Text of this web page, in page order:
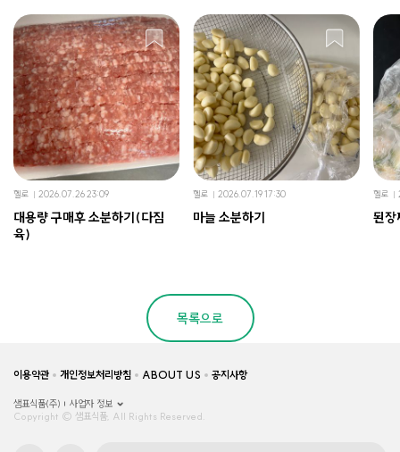
헬로 2026.07.26 23:09
대용량 구매후 소분하기(다짐
육)
헬로 2026.07.19 17:30
마늘 소분하기
헬로
된장
목록으로
이용약관 개인정보처리방침 ABOUT US 공지사항
샘표식품(주)
사업자 정보
Copyright © 샘표식품, All Rights Reserved.